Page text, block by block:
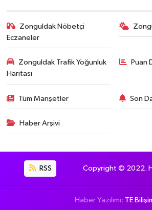
Zonguldak Nöbetçi
Eczaneler
Zonguldak Trafik Yoğunluk
Haritası
Puan
Tüm Manşetler Son
Haber Arşivi
RSS Copyright © 2022.
Haber Yazılımı: TE